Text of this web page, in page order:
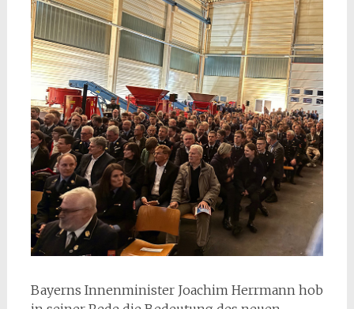
Bayerns Innenminister Joachim Herrmann hob